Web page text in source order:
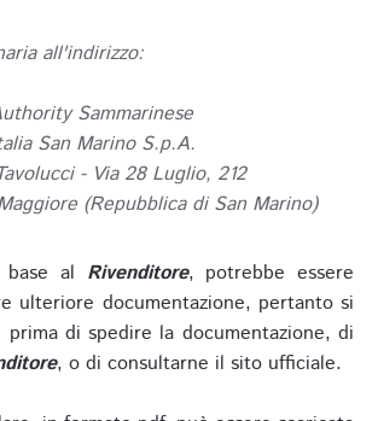
all'indirizzo:
Sammarinese
San Marino S.p.A.
- Via 28 Luglio, 212
(Repubblica di San Marino)
al Rivenditore, potrebbe essere
ulteriore documentazione, pertanto si
prima di spedire la documentazione, di
, o di consultarne il sito ufficiale.